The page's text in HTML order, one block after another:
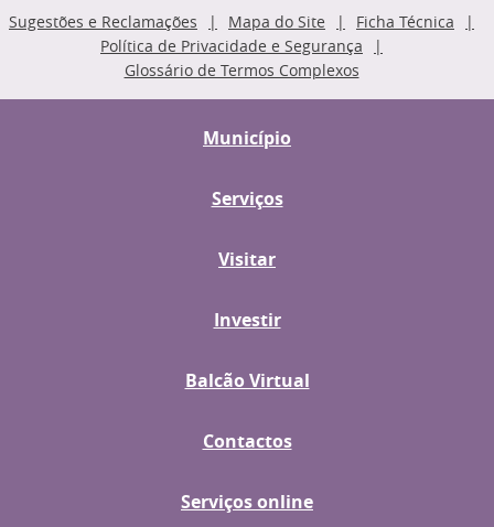
Sugestões e Reclamações Mapa do Site
Ficha Técnica
Política de Privacidade e Segurança
Glossário de Termos Complexos
Município
Serviços
Visitar
Investir
Balcão Virtual
Contactos
Serviços online